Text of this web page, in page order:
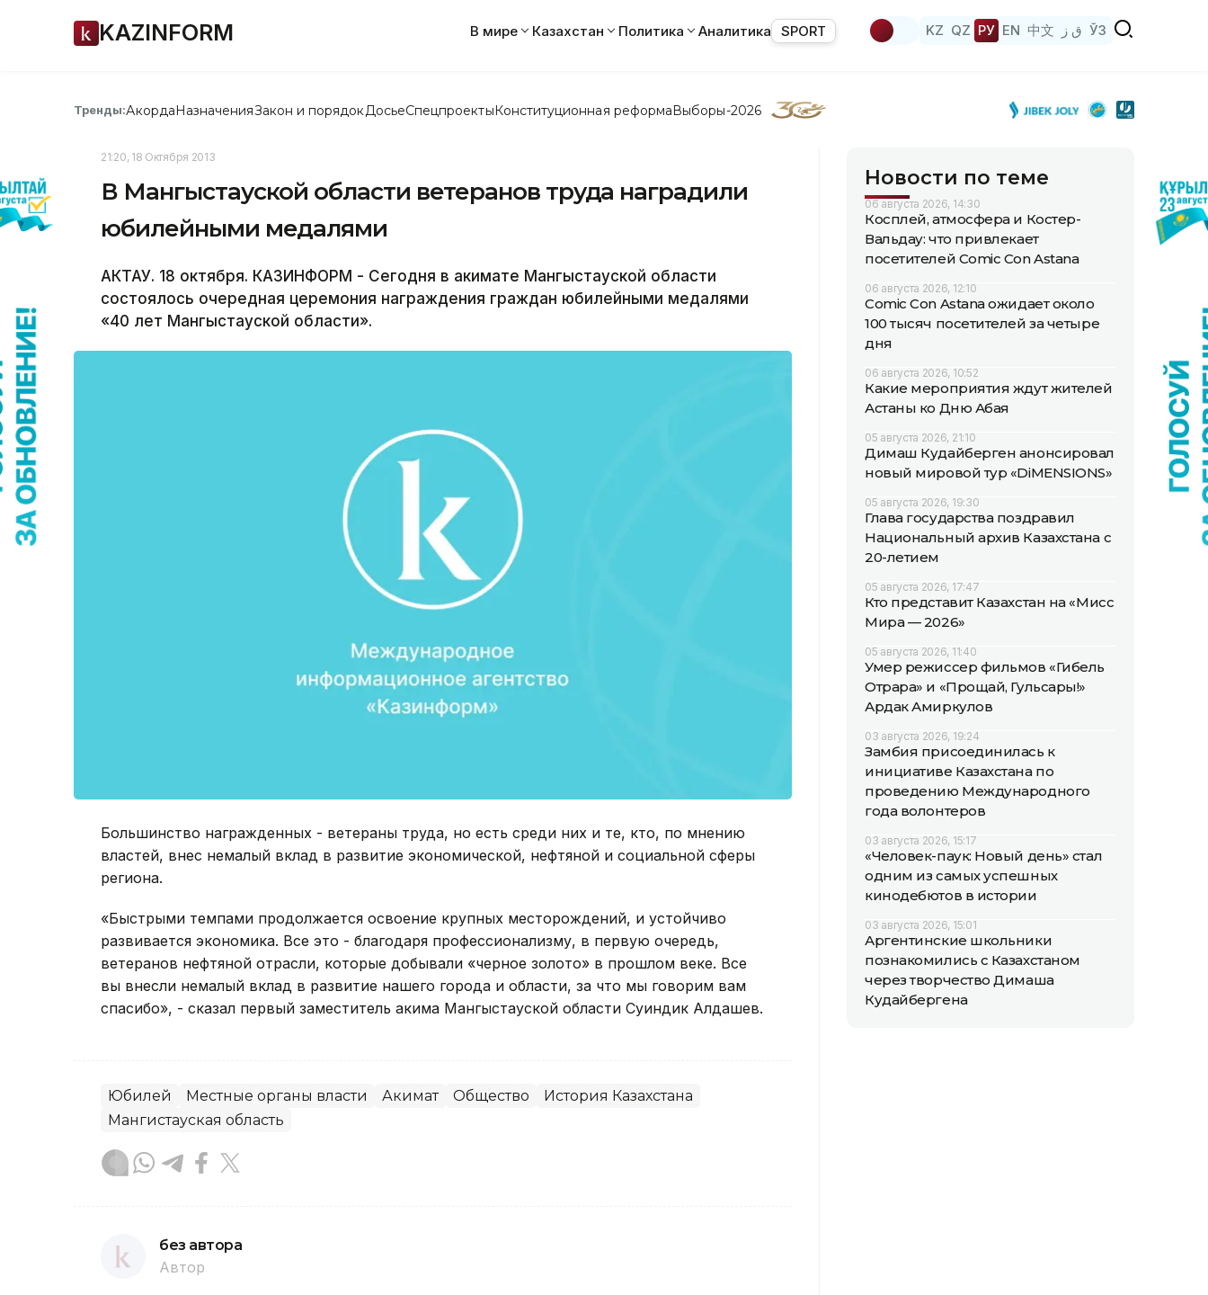
KAZINFORM В мире Казахстан Политика Аналитика SPORT KZ QZ РУ EN 中文 ق ز ЎЗ
Тренды:АкордаНазначенияЗакон и порядок ДосьеСпецпроектыКонституционная реформаВыборы-2026
21:20, 18 Октября 2013
В Мангыстауской области ветеранов труда наградили
юбилейными медалями
АКТАУ. 18 октября. КАЗИНФОРМ - Сегодня в акимате Мангыстауской области
состоялось очередная церемония награждения граждан юбилейными медалями
«40 лет Мангыстауской области».
Большинство награжденных - ветераны труда, но есть среди них и те, кто, по мнению
властей, внес немалый вклад в развитие экономической, нефтяной и социальной сферы
региона.
«Быстрыми темпами продолжается освоение крупных месторождений, и устойчиво
развивается экономика. Все это - благодаря профессионализму, в первую очередь,
ветеранов нефтяной отрасли, которые добывали «черное золото» в прошлом веке. Все
вы внесли немалый вклад в развитие нашего города и области, за что мы говорим вам
спасибо», - сказал первый заместитель акима Мангыстауской области Суиндик Алдашев.
Юбилей Местные органы власти Акимат Общество
История Казахстана
Мангистауская область
без автора
Автор
Новости по теме
06 августа 2026, 14:30
Косплей, атмосфера и Костер-
Вальдау: что привлекает
посетителей Comic Con Astana
06 августа 2026, 12:10
Comic Con Astana ожидает около
100 тысяч посетителей за четыре
дня
06 августа 2026, 10:52
Какие мероприятия ждут жителей
Астаны ко Дню Абая
05 августа 2026, 21:10
Димаш Кудайберген анонсировал
новый мировой тур «DiMENSIONS»
05 августа 2026, 19:30
Глава государства поздравил
Национальный архив Казахстана с
20-летием
05 августа 2026, 17:47
Кто представит Казахстан на «Мисс
Мира — 2026»
05 августа 2026, 11:40
Умер режиссер фильмов «Гибель
Отрара» и «Прощай, Гульсары!»
Ардак Амиркулов
03 августа 2026, 19:24
Замбия присоединилась к
инициативе Казахстана по
проведению Международного
года волонтеров
03 августа 2026, 15:17
«Человек-паук: Новый день» стал
одним из самых успешных
кинодебютов в истории
03 августа 2026, 15:01
Аргентинские школьники
познакомились с Казахстаном
через творчество Димаша
Кудайбергена